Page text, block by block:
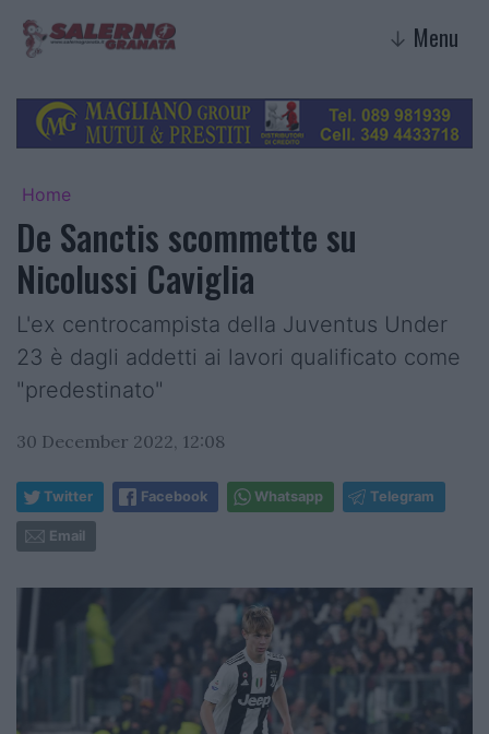
↓ Menu
Home
De Sanctis scommette su
Nicolussi Caviglia
L'ex centrocampista della Juventus Under
23 è dagli addetti ai lavori qualificato come
"predestinato"
30 December 2022, 12:08
Twitter Facebook Whatsapp Telegram
Email